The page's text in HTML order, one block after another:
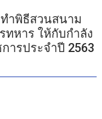
ำพิธีสวนสนาม
ทหาร ให้กับกำลัง
รประจำปี 2563